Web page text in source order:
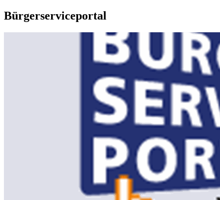
Bürgerserviceportal